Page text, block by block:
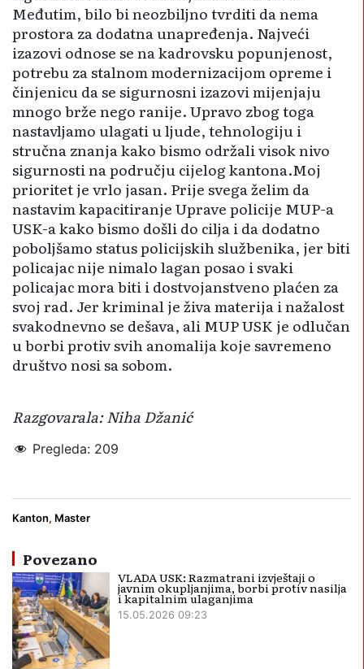
Međutim, bilo bi neozbiljno tvrditi da nema
prostora za dodatna unapređenja. Najveći
izazovi odnose se na kadro­vsku popunjenost,
potrebu za sta­lnom modernizacijom opreme i
činjenicu da se sigurnosni izazovi mijenjaju
mnogo brže nego ranije. Upravo zbog toga
nastavljamo ulagati u ljude, tehnologiju i
stručna znanja kako bismo održali visok nivo
sigurnosti na području cijelog kantona.Moj
prioritet je vrlo jasan. Prije svega želim da
nastavim kapa­citiranje Uprave policije MUP-a
USK-a kako bismo došli do cilja i da dodatno
poboljšamo status policijskih službenika, jer biti
policajac nije nimalo lagan posao i svaki
policajac mora biti i dostvojanstveno plaćen za
svoj rad. Jer kriminal je živa materija i nažalost
svakodnevno se dešava, ali MUP USK je odlučan
u borbi protiv svih anomalija koje savremeno
društvo nosi sa sobom.
Razgovarala: Niha Džanić
Pregleda: 209
Kanton, Master
Povezano
VLADA USK: Razmatrani izvještaji o
javnim okupljanjima, borbi protiv nasilja
i kapitalnim ulaganjima
15.05.2026 09:23